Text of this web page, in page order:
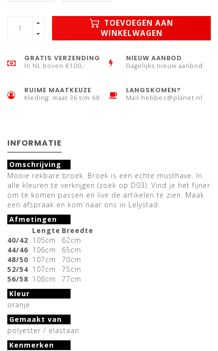
TOEVOEGEN AAN
WINKELWAGEN
GRATIS VERZENDING
In NL boven €100,-
NIEUW AANBOD
Dagelijks nieuw aanbod
RUIME MAATKEUZE
Kleding: maat 36 t/m 68
LANGSKOMEN?
Mail hebbez@planet.nl
INFORMATIE
Omschrijving
Mooie rekbare broek. Broek is een echte musthave. In
alle kleuren te verkrijgen (zoek op D03). Vind je het fijner
om te komen passen en live de artikelen te zien. Maak
een afspraak en kom naar ons in Lelystad.
Afmetingen
Lengte Breedte
40/42 105cm
62cm
44/46 106cm
65cm
48/50 107cm
70cm
52/54 107cm
75cm
56/58 108cm
77cm
Kleur
oranje
Gemaakt van
polyester / elastaan
Kenmerken